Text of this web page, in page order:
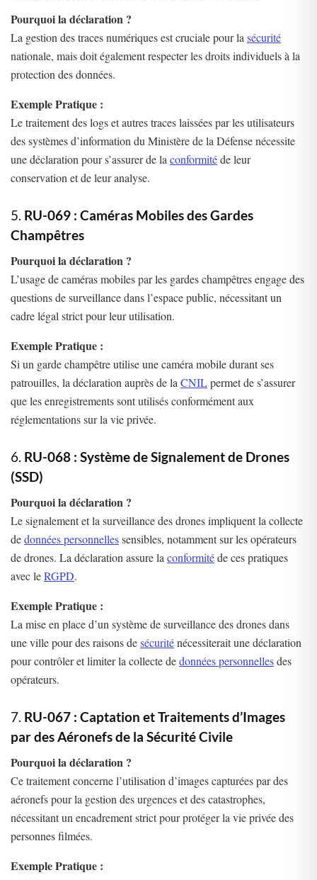
Pourquoi la déclaration ?
La gestion des traces numériques est cruciale pour la sécurité
nationale, mais doit également respecter les droits individuels à la
protection des données.
Exemple Pratique :
Le traitement des logs et autres traces laissées par les utilisateurs
des systèmes d’information du Ministère de la Défense nécessite
une déclaration pour s’assurer de la conformitéde leur
conservation et de leur analyse.
5. RU-069 : Caméras Mobiles des Gardes
Champêtres
Pourquoi la déclaration ?
L’usage de caméras mobiles par les gardes champêtres engage des
questions de surveillance dans l’espace public, nécessitant un
cadre légal strict pour leur utilisation.
Exemple Pratique :
Si un garde champêtre utilise une caméra mobile durant ses
patrouilles, la déclaration auprès de la CNILpermet de s’assurer
que les enregistrements sont utilisés conformément aux
réglementations sur la vie privée.
6. RU-068 : Système de Signalement de Drones
(SSD)
Pourquoi la déclaration ?
Le signalement et la surveillance des drones impliquent la collecte
dedonnées personnellessensibles, notamment sur les opérateurs
de drones. La déclaration assure laconformitéde ces pratiques
avec leRGPD.
Exemple Pratique :
La mise en place d’un système de surveillance des drones dans
une ville pour des raisons desécuriténécessiterait une déclaration
pour contrôler et limiter la collecte dedonnées personnellesdes
opérateurs.
7. RU-067 : Captation et Traitements d’Images
par des Aéronefs de la Sécurité Civile
Pourquoi la déclaration ?
Ce traitement concerne l’utilisation d’images capturées par des
aéronefs pour la gestion des urgences et des catastrophes,
nécessitant un encadrement strict pour protéger la vie privée des
personnes filmées.
Exemple Pratique :